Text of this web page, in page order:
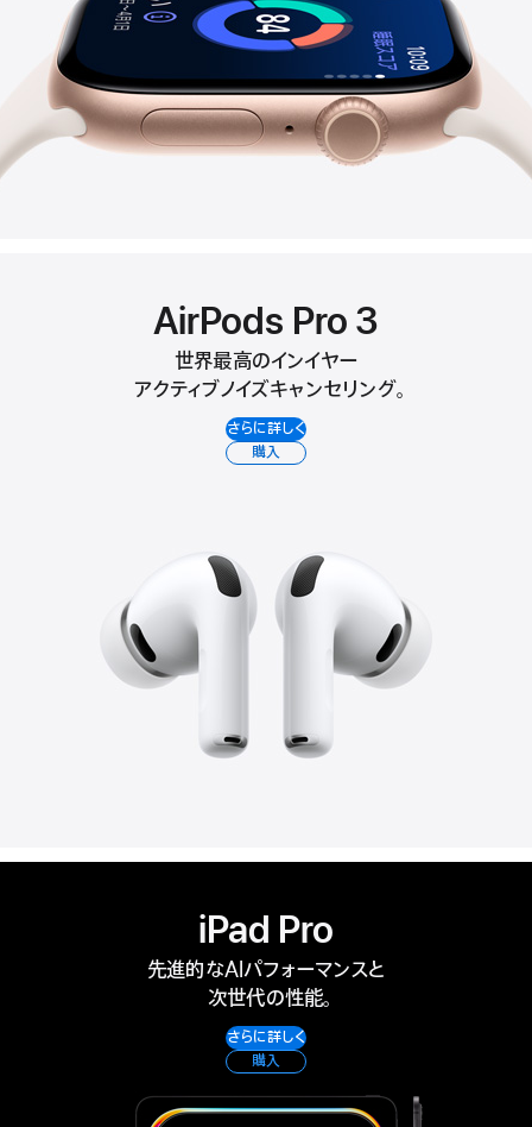
AirPods Pro 3
世界最高のインイヤー
アクティブノイズキャンセリング。
さらに詳しく
購入
iPad Pro
先進的なAIパフォーマンスと
次世代の性能。
さらに詳しく
購入